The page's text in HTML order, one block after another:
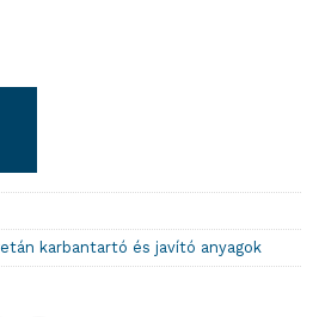
karbantartó és javító anyagok